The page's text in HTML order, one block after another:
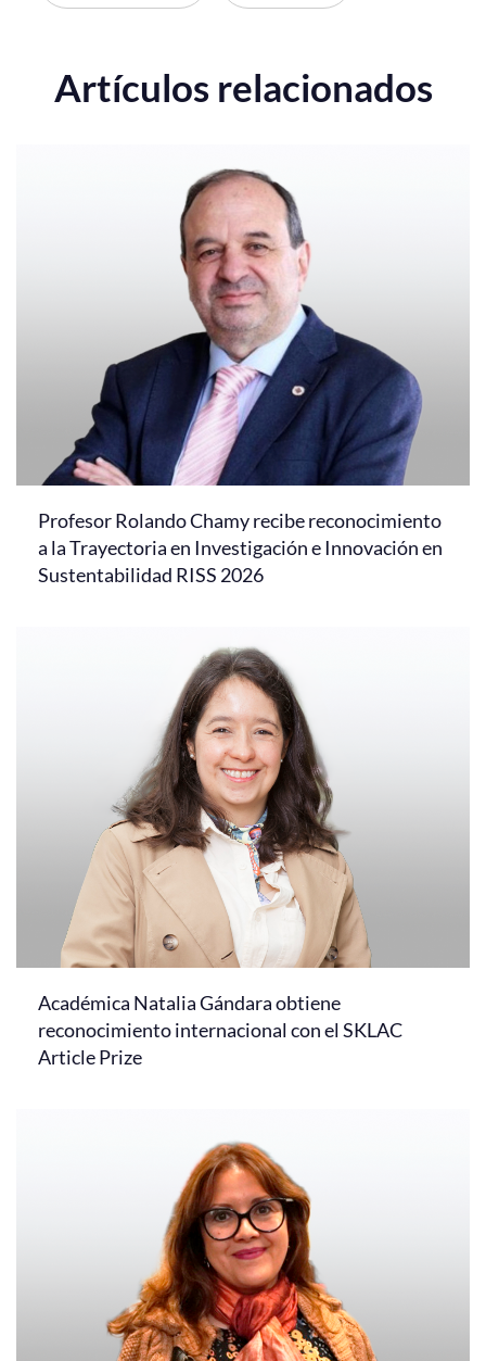
Artículos relacionados
Profesor Rolando Chamy recibe reconocimiento
a la Trayectoria en Investigación e Innovación en
Sustentabilidad RISS 2026
Académica Natalia Gándara obtiene
reconocimiento internacional con el SKLAC
Article Prize